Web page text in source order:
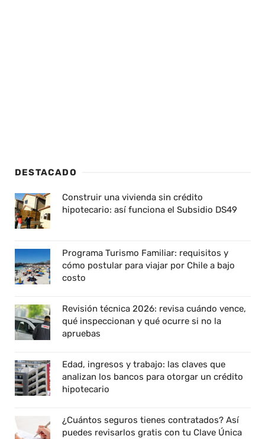
DESTACADO
Construir una vivienda sin crédito
hipotecario: así funciona el Subsidio DS49
Programa Turismo Familiar: requisitos y
cómo postular para viajar por Chile a bajo
costo
Revisión técnica 2026: revisa cuándo vence,
qué inspeccionan y qué ocurre si no la
apruebas
Edad, ingresos y trabajo: las claves que
analizan los bancos para otorgar un crédito
hipotecario
¿Cuántos seguros tienes contratados? Así
puedes revisarlos gratis con tu Clave Única